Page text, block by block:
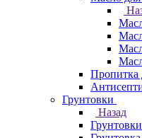
Пропитка
Грунтовки
Назад
Грунтовки